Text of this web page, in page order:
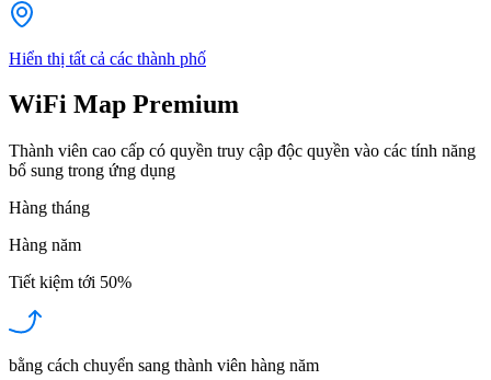
Hiển thị tất cả các thành phố
WiFi Map Premium
Thành viên cao cấp có quyền truy cập độc quyền vào các tính năng
bổ sung trong ứng dụng
Hàng tháng
Hàng năm
Tiết kiệm tới 50%
bằng cách chuyển sang thành viên hàng năm